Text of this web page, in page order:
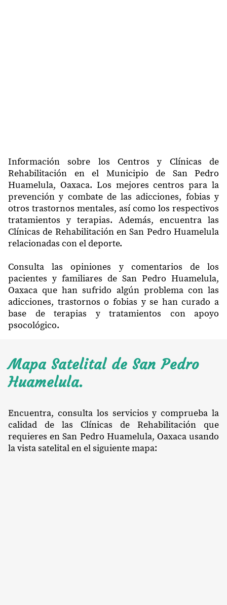
Información sobre los Centros y Clínicas de
Rehabilitación en el Municipio de San Pedro
Huamelula, Oaxaca. Los mejores centros para la
prevención y combate de las adicciones, fobias y
otros trastornos mentales, así como los respectivos
tratamientos y terapias. Además, encuentra las
Clínicas de Rehabilitación en San Pedro Huamelula
relacionadas con el deporte.
Consulta las opiniones y comentarios de los
pacientes y familiares de San Pedro Huamelula,
Oaxaca que han sufrido algún problema con las
adicciones, trastornos o fobias y se han curado a
base de terapias y tratamientos con apoyo
psocológico.
Mapa Satelital de San Pedro
Huamelula.
Encuentra, consulta los servicios y comprueba la
calidad de las Clínicas de Rehabilitación que
requieres en San Pedro Huamelula, Oaxaca usando
la vista satelital en el siguiente mapa: